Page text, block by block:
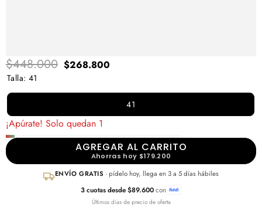
Precio
oferta
$268.800
Precio
regular
$448.000
Talla: 41
41
¡Apúrate! Solo quedan 1
AGREGAR AL CARRITO
Ahorras hoy $179.200
ENVÍO GRATIS · pídelo hoy, llega en 3 a 5 días hábiles
3 cuotas desde $89.600con
Últimos días de precio de oferta